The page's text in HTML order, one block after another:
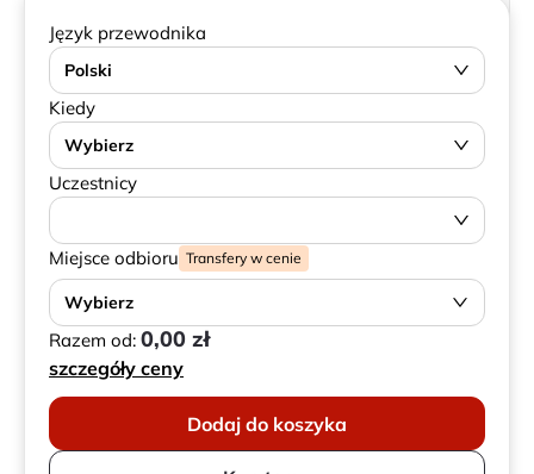
Język przewodnika
Polski
Kiedy
Wybierz
Uczestnicy
Miejsce odbioru Transfery w cenie
Wybierz
Razem od: 0,00 zł
szczegóły ceny
Dodaj do koszyka